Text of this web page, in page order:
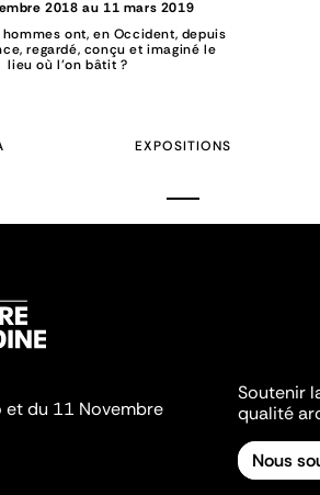
2018 au 11 mars 2019
ont, en Occident, depuis
regardé, conçu et imaginé le
lieu où l’on bâtit ?
EXPOSITIONS
et du 11 Novembre
Soutenir
qualité
Nous